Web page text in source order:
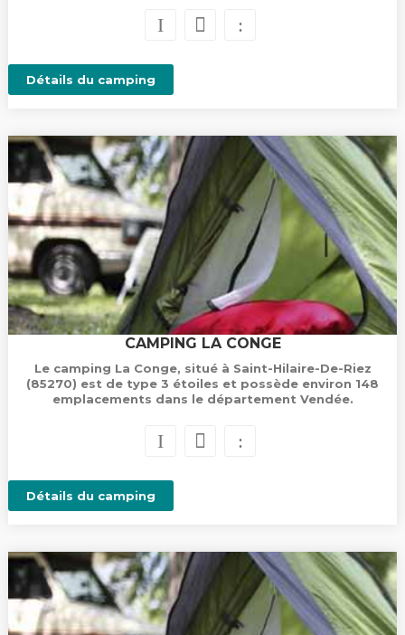
Détails du camping
CAMPING LA CONGE
Le camping La Conge, situé à Saint-Hilaire-De-Riez
(85270) est de type 3 étoiles et possède environ 148
emplacements dans le département Vendée.
Détails du camping